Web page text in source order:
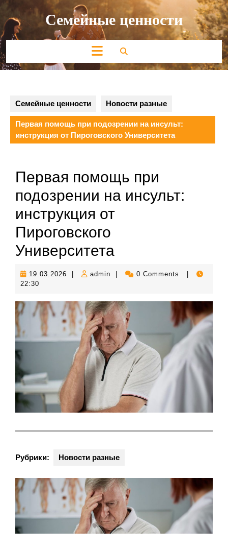
Перейти
содержимому Семейные ценности
Кнопка
Открыть
Семейные ценности Новости разные
Первая помощь при подозрении на инсульт:
инструкция от Пироговского Университета
Первая помощь при
подозрении на инсульт:
инструкция от
Пироговского
Университета
19.03.2026 19.03.2026
admin admin 0 Comments
22:30
Рубрики: Новости разные